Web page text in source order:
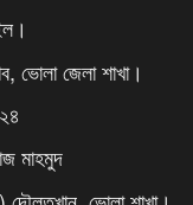
ভোলা জেলা শাখা।
মাহমুদ